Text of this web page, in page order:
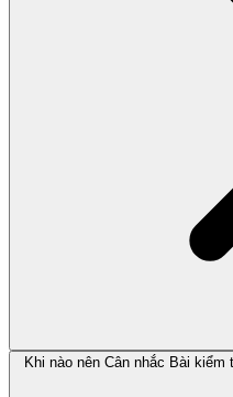
Khi nào nên Cân nhắc Bài